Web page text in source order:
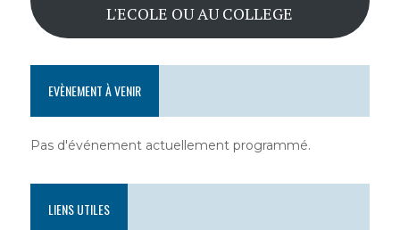
L'ECOLE OU AU COLLEGE
EVÈNEMENT À VENIR
Pas d'événement actuellement programmé.
LIENS UTILES